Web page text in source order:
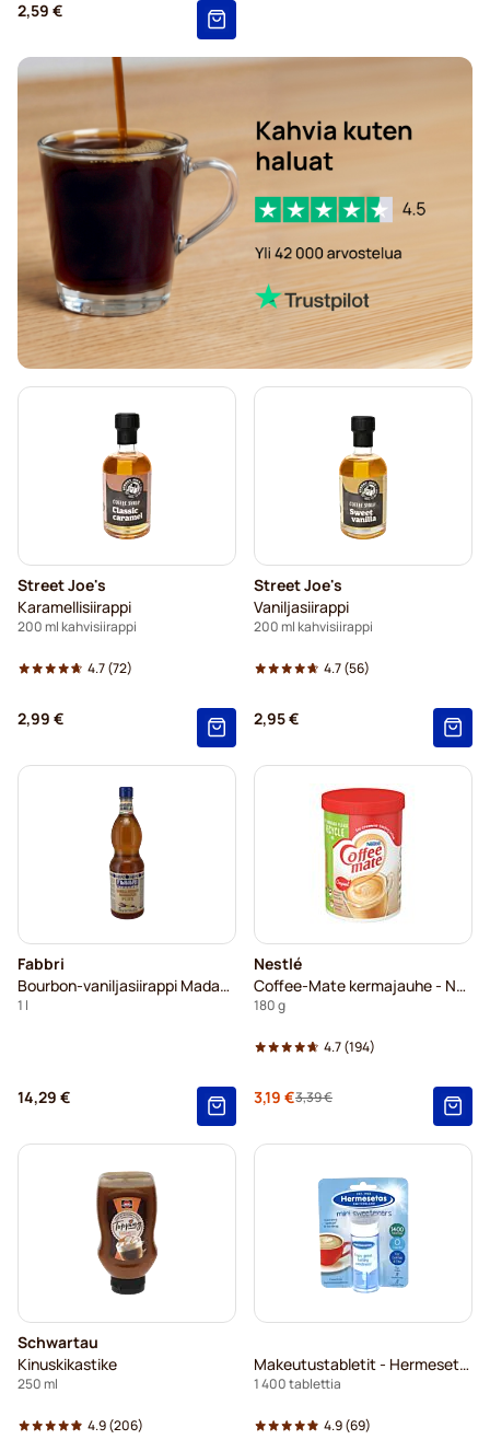
2,59 €
Street Joe's
Karamellisiirappi
200 ml kahvisiirappi
4.7(72)
2,99 €
Street Joe's
Vaniljasiirappi
200 ml kahvisiirappi
4.7(56)
2,95 €
Fabbri
Bourbon-vaniljasiirappi Madagaskar Plus
1 l
14,29 €
Nestlé
Coffee-Mate kermajauhe - Nestlé®
180 g
4.7(194)
Erikoishinta
3,19 €Regular Price
3,39 €
Schwartau
Kinuskikastike
250 ml
4.9(206)
Makeutustabletit - Hermesetas
1 400 tablettia
4.9(69)